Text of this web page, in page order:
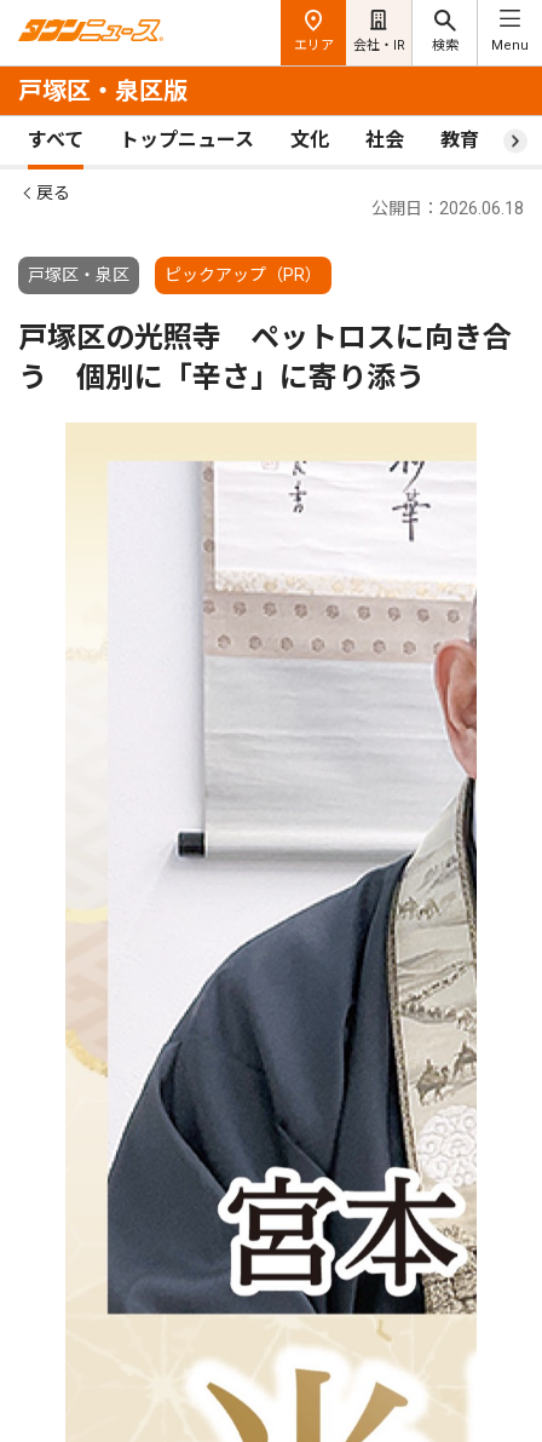
エリア 会社・IR 検索 Menu
戸塚区・泉区版
すべて トップニュース 文化 社会 教育 ス
戻る
戸塚区・泉区 ピックアップ（PR）
公開日：2026.06.18
戸塚区の光照寺 ペットロスに向き合
う 個別に「辛さ」に寄り添う